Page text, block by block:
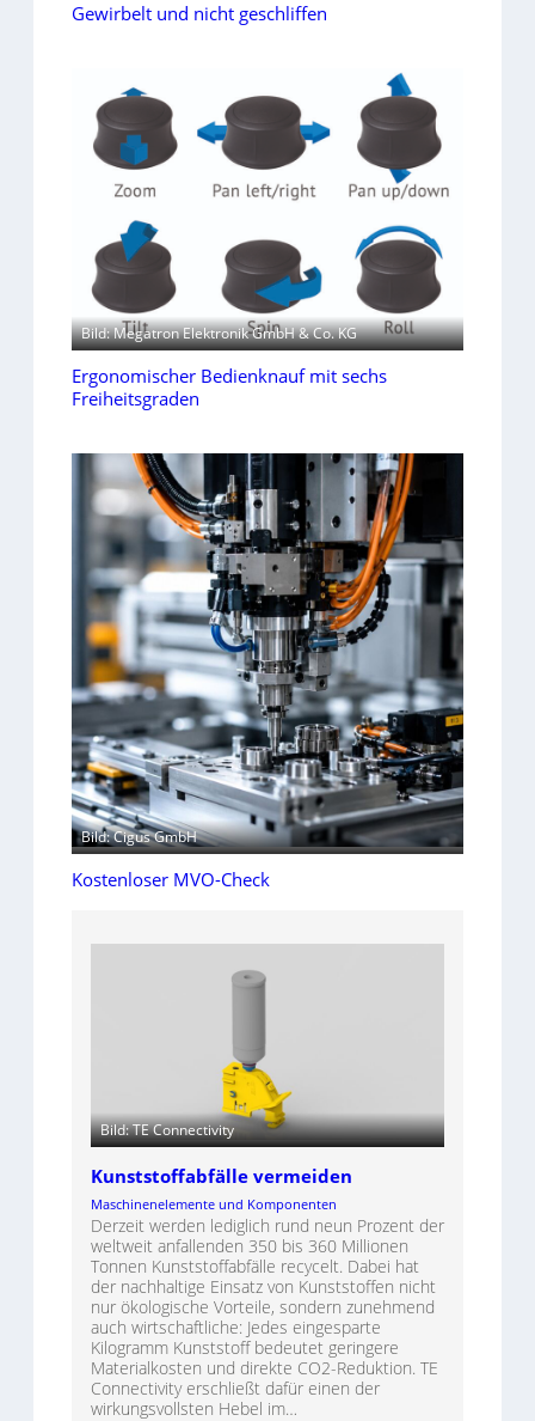
Gewirbelt und nicht geschliffen
Bild: Megatron Elektronik GmbH & Co. KG
Ergonomischer Bedienknauf mit sechs
Freiheitsgraden
Bild: Cigus GmbH
Kostenloser MVO-Check
Bild: TE Connectivity
Kunststoffabfälle vermeiden
Maschinenelemente und Komponenten
Derzeit werden lediglich rund neun Prozent der
weltweit anfallenden 350 bis 360 Millionen
Tonnen Kunststoffabfälle recycelt. Dabei hat
der nachhaltige Einsatz von Kunststoffen nicht
nur ökologische Vorteile, sondern zunehmend
auch wirtschaftliche: Jedes eingesparte
Kilogramm Kunststoff bedeutet geringere
Materialkosten und direkte CO2-Reduktion. TE
Connectivity erschließt dafür einen der
wirkungsvollsten Hebel im…